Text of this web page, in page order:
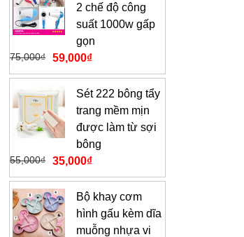
2 chế độ công
suất 1000w gấp
gọn
75,000₫ 59,000₫
Sét 222 bông tẩy
trang mềm mịn
được làm từ sợi
bông
55,000₫ 35,000₫
Bộ khay cơm
hình gấu kèm dĩa
muỗng nhựa vi